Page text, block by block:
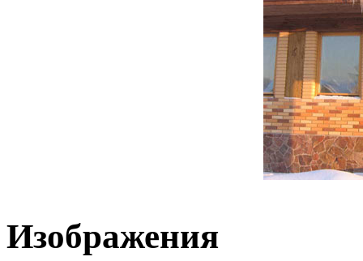
Изображения